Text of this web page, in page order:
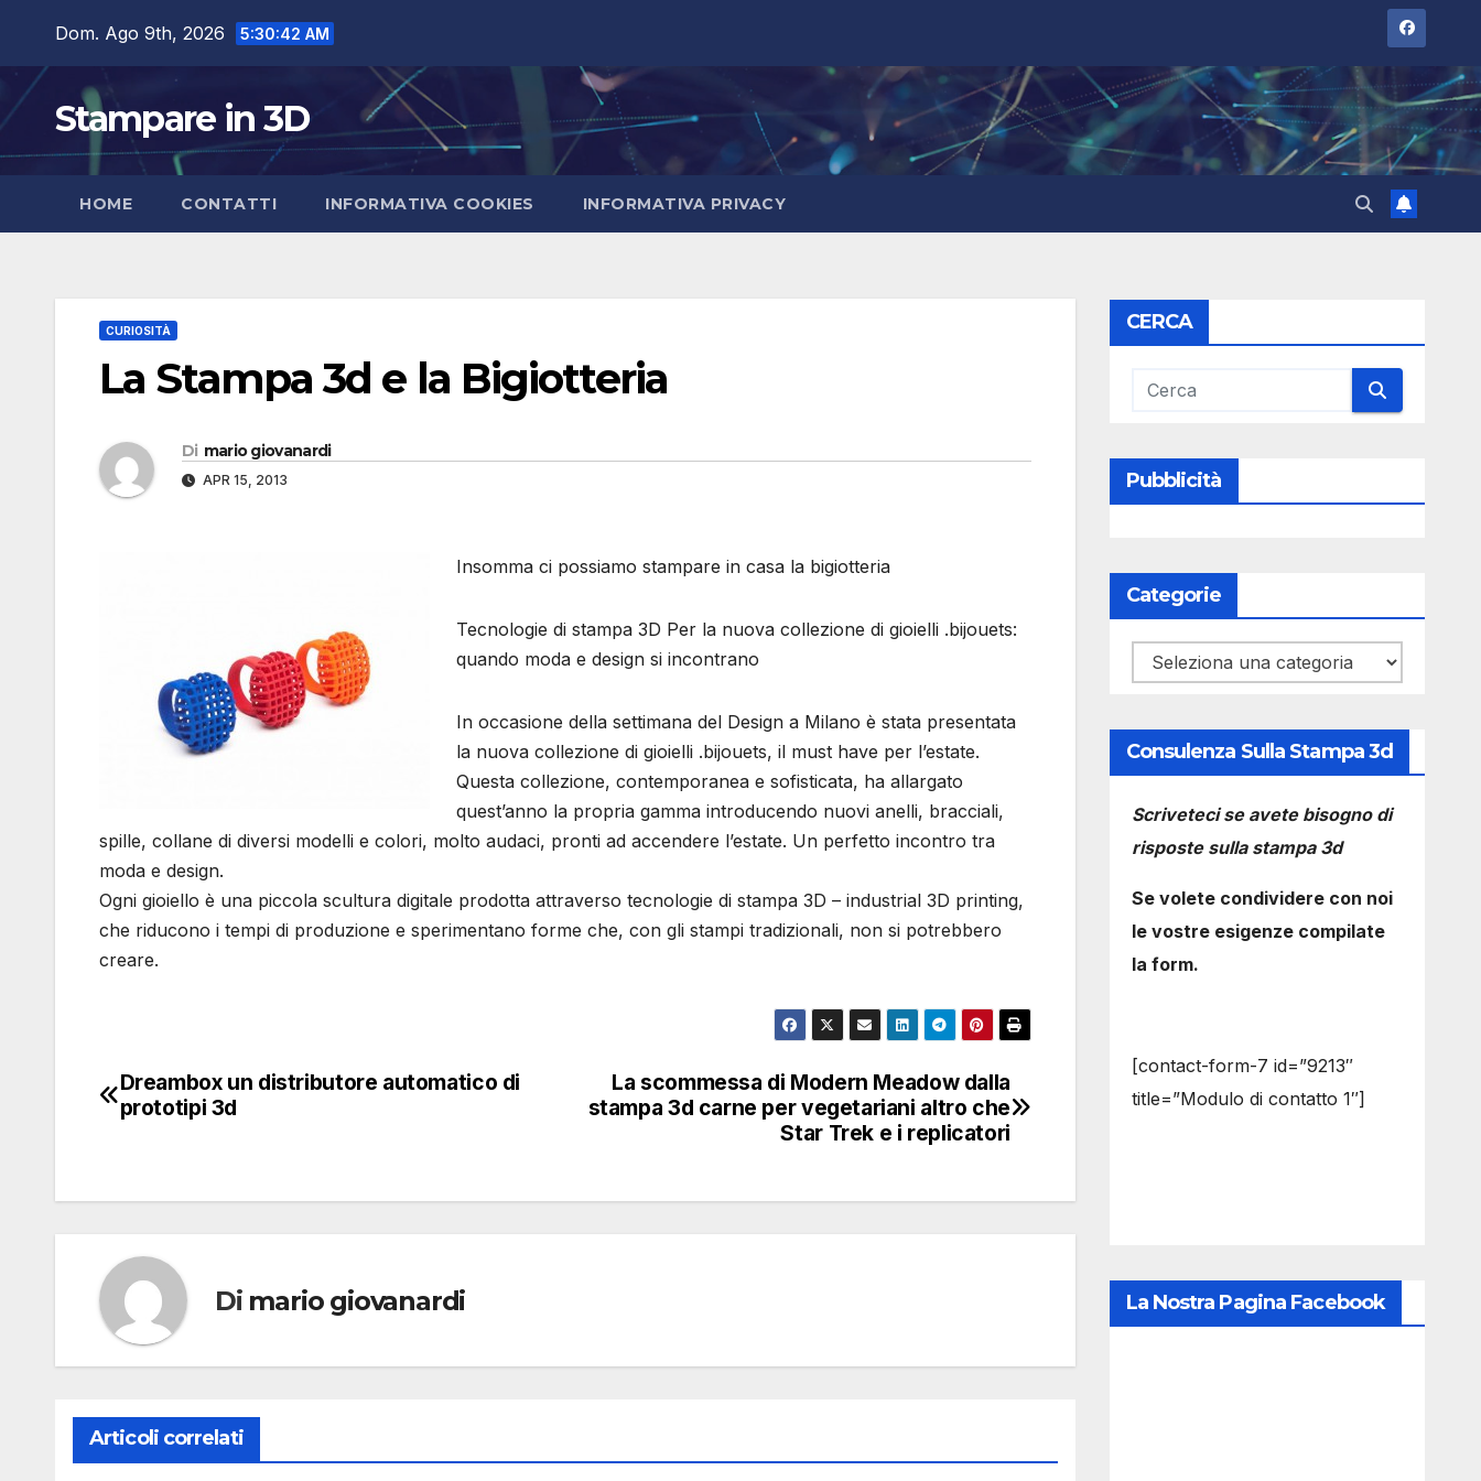
contenuto
Dom. Ago 9th, 2026 5:30:43 AM
Stampare in 3D
HOME CONTATTI INFORMATIVA COOKIES INFORMATIVA PRIVACY
CURIOSITÀ
La Stampa 3d e la Bigiotteria
Di mario giovanardi
APR 15, 2013
Insomma ci possiamo stampare in casa la bigiotteria
Tecnologie di stampa 3D Per la nuova collezione di gioielli .bijouets:
quando moda e design si incontrano
In occasione della settimana del Design a Milano è stata presentata
la nuova collezione di gioielli .bijouets, il must have per l’estate.
Questa collezione, contemporanea e sofisticata, ha allargato
quest’anno la propria gamma introducendo nuovi anelli, bracciali,
spille, collane di diversi modelli e colori, molto audaci, pronti ad accendere l’estate. Un perfetto incontro tra
moda e design.
Ogni gioiello è una piccola scultura digitale prodotta attraverso tecnologie di stampa 3D – industrial 3D printing,
che riducono i tempi di produzione e sperimentano forme che, con gli stampi tradizionali, non si potrebbero
creare.
Navigazione
La scommessa di Modern Meadow dalla
stampa 3d carne per vegetariani altro che
Star Trek e i replicatori
Dreambox un distributore automatico di
prototipi 3d
Di mario giovanardi
Articoli correlati
CERCA
Pubblicità
Categorie
Categorie
Consulenza Sulla Stampa 3d
Scriveteci se avete bisogno di
risposte sulla stampa 3d
Se volete condividere con noi
le vostre esigenze compilate
la form.
[contact-form-7 id=”9213″
title=”Modulo di contatto 1″]
La Nostra Pagina Facebook